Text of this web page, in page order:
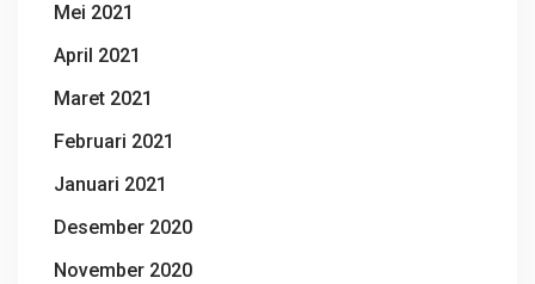
Mei 2021
April 2021
Maret 2021
Februari 2021
Januari 2021
Desember 2020
November 2020